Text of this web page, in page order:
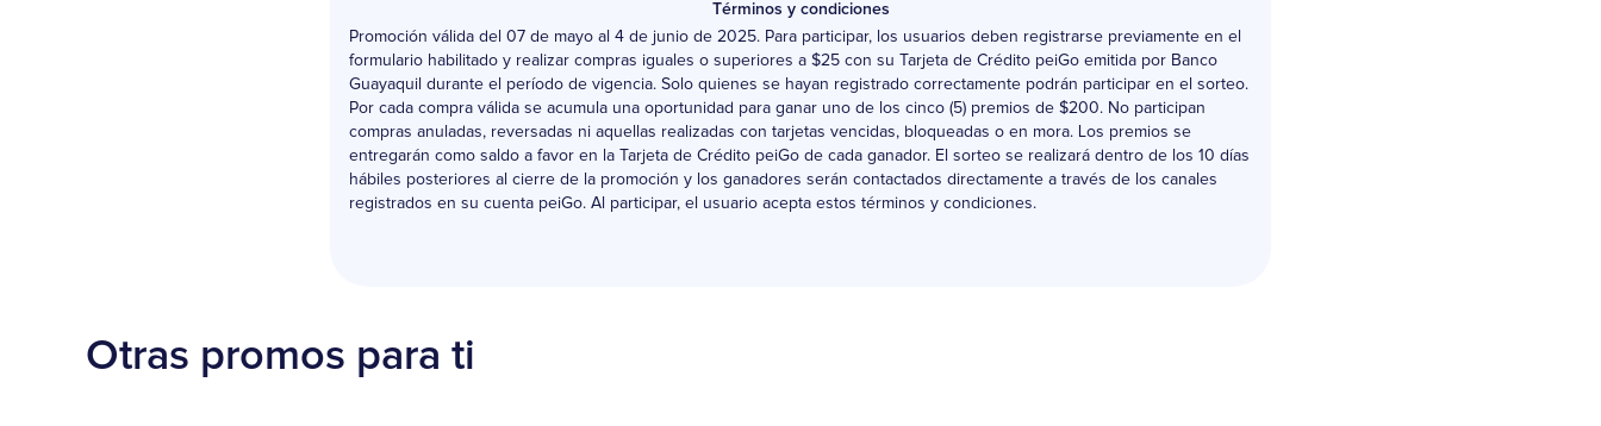
Términos y condiciones
Promoción válida del 07 de mayo al 4 de junio de 2025. Para participar, los usuarios deben registrarse previamente en el
formulario habilitado y realizar compras iguales o superiores a $25 con su Tarjeta de Crédito peiGo emitida por Banco
Guayaquil durante el período de vigencia. Solo quienes se hayan registrado correctamente podrán participar en el sorteo.
Por cada compra válida se acumula una oportunidad para ganar uno de los cinco (5) premios de $200. No participan
compras anuladas, reversadas ni aquellas realizadas con tarjetas vencidas, bloqueadas o en mora. Los premios se
entregarán como saldo a favor en la Tarjeta de Crédito peiGo de cada ganador. El sorteo se realizará dentro de los 10 días
hábiles posteriores al cierre de la promoción y los ganadores serán contactados directamente a través de los canales
registrados en su cuenta peiGo. Al participar, el usuario acepta estos términos y condiciones.
Otras promos para ti